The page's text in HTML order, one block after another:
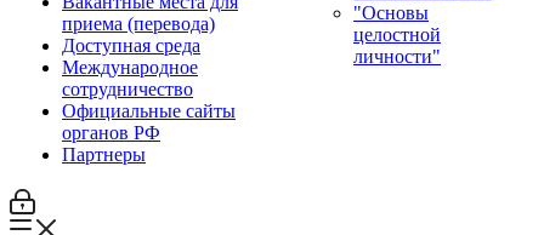
приема (перевода)
Доступная среда
Международное
сотрудничество
Официальные сайты
органов РФ
Партнеры
"Основы
целостной
личности"